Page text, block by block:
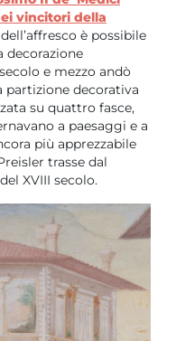
vincitori della
è possibile
decorazione
e mezzo andò
partizione decorativa
su quattro fasce,
a paesaggi e a
più apprezzabile
trasse dal
XVIII secolo.